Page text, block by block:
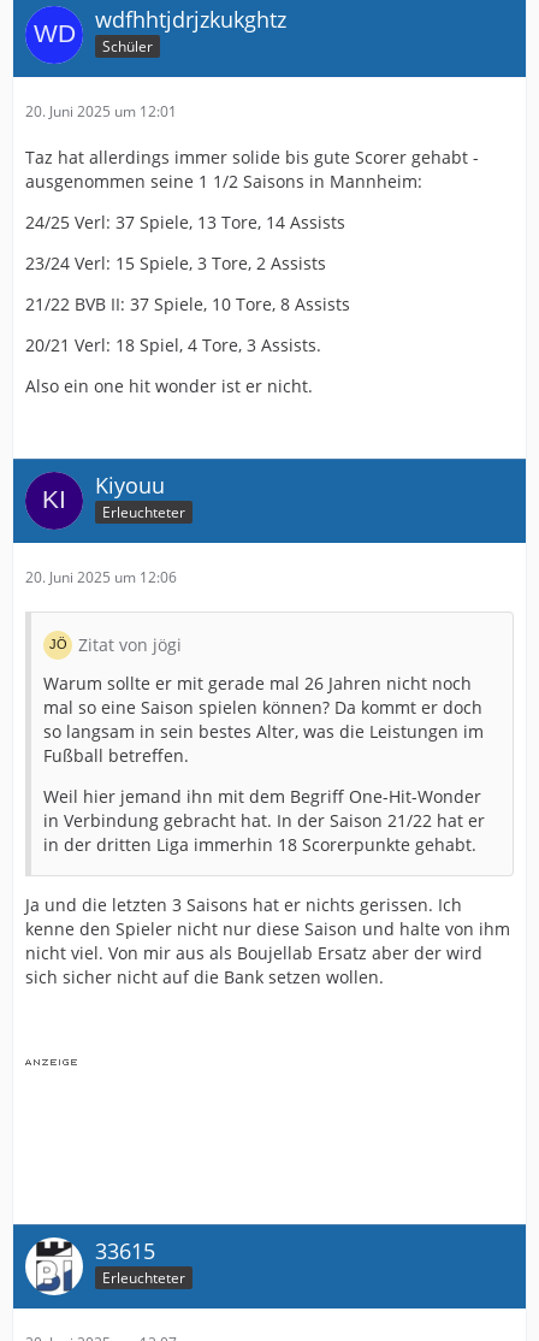
wdfhhtjdrjzkukghtz
Schüler
20. Juni 2025 um 12:01
Taz hat allerdings immer solide bis gute Scorer gehabt -
ausgenommen seine 1 1/2 Saisons in Mannheim:
24/25 Verl: 37 Spiele, 13 Tore, 14 Assists
23/24 Verl: 15 Spiele, 3 Tore, 2 Assists
21/22 BVB II: 37 Spiele, 10 Tore, 8 Assists
20/21 Verl: 18 Spiel, 4 Tore, 3 Assists.
Also ein one hit wonder ist er nicht.
Kiyouu
Erleuchteter
20. Juni 2025 um 12:06
Zitat von jögi
Warum sollte er mit gerade mal 26 Jahren nicht noch
mal so eine Saison spielen können? Da kommt er doch
so langsam in sein bestes Alter, was die Leistungen im
Fußball betreffen.
Weil hier jemand ihn mit dem Begriff One-Hit-Wonder
in Verbindung gebracht hat. In der Saison 21/22 hat er
in der dritten Liga immerhin 18 Scorerpunkte gehabt.
Ja und die letzten 3 Saisons hat er nichts gerissen. Ich
kenne den Spieler nicht nur diese Saison und halte von ihm
nicht viel. Von mir aus als Boujellab Ersatz aber der wird
sich sicher nicht auf die Bank setzen wollen.
33615
Erleuchteter